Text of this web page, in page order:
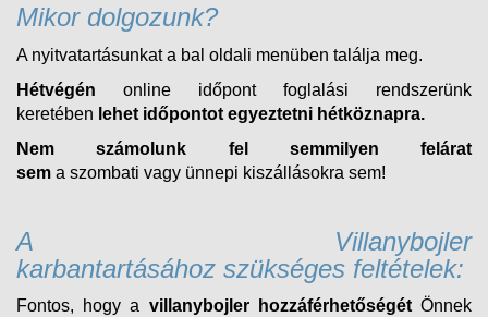
Mikor dolgozunk?
A nyitvatartásunkat a bal oldali menüben találja meg.
Hétvégén online időpont foglalási rendszerünk
keretében lehet időpontot egyeztetni hétköznapra.
Nem számolunk fel semmilyen felárat
sem a szombati vagy ünnepi kiszállásokra sem!
A Villanybojler
karbantartásához szükséges feltételek:
Fontos, hogy a villanybojler hozzáférhetőségétÖnnek